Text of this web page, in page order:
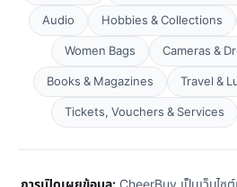
Audio
Hobbies & Collections
Women Bags
Cameras &
Books & Magazines
Travel &
Tickets, Vouchers & Services